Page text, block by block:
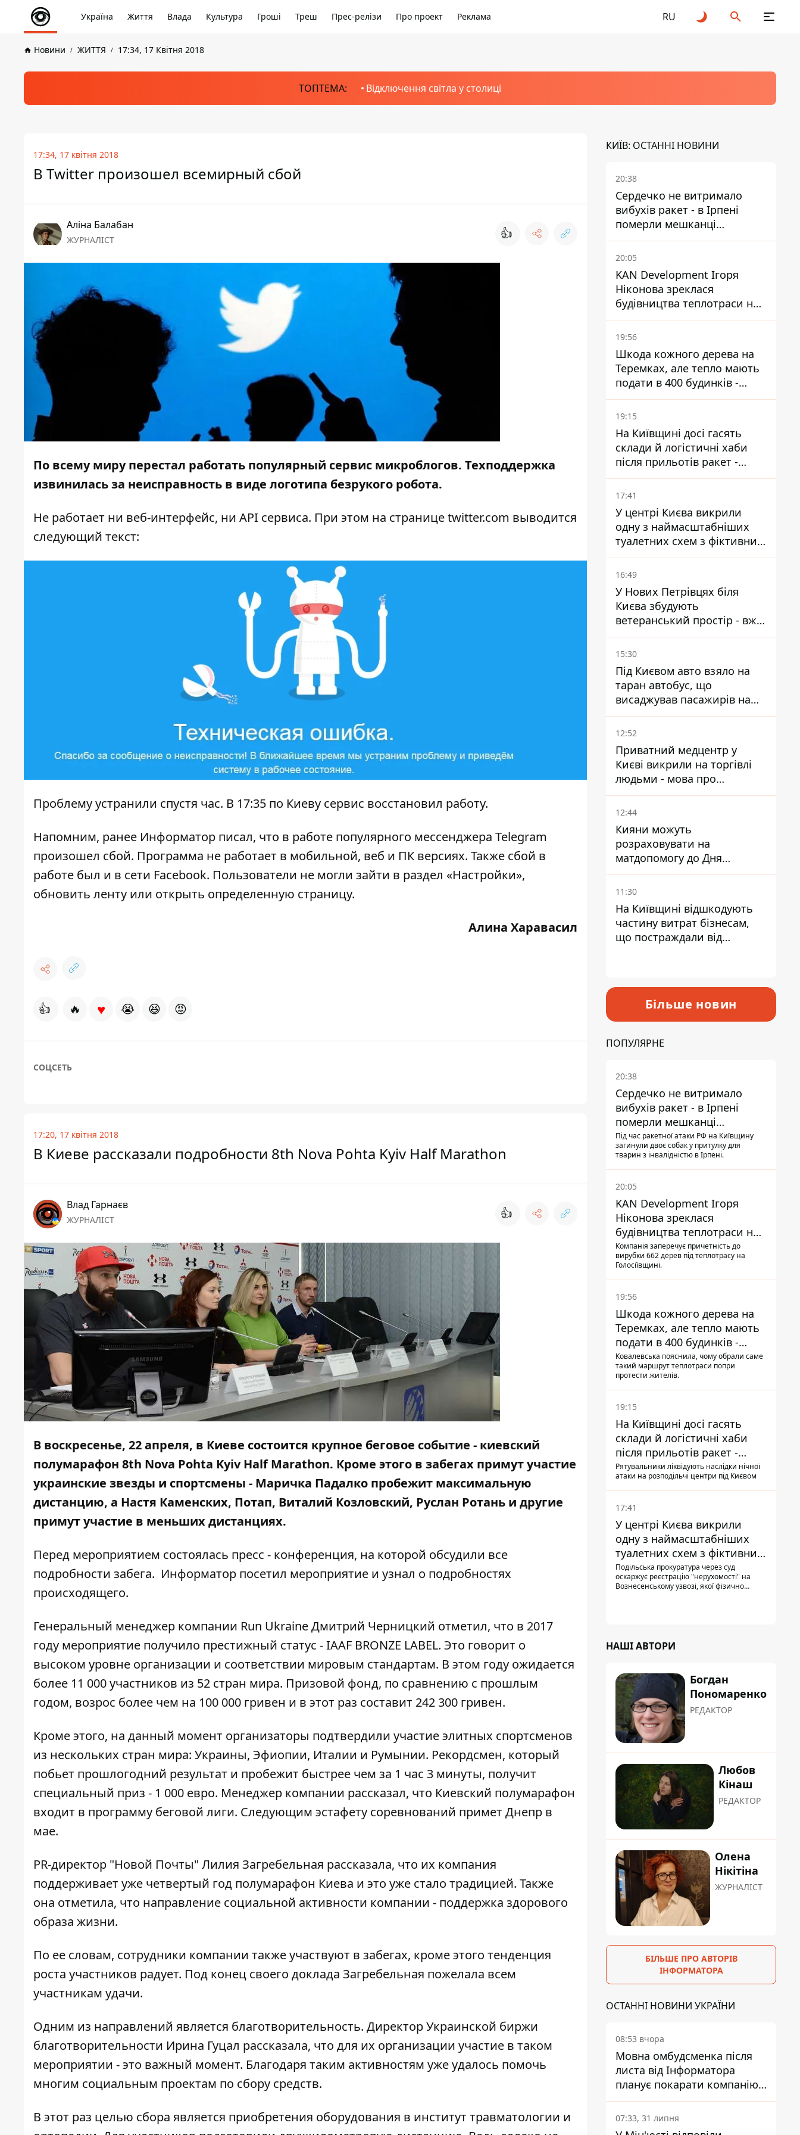
Україна Життя Влада Культура Гроші Треш Прес-релізи Про проект Реклама RU
Новини ЖИТТЯ 17:34, 17 Квітня 2018
ТОПТЕМА: Відключення світла у столиці
17:34, 17 квітня 2018
В Twitter произошел всемирный сбой
Аліна Балабан
ЖУРНАЛІСТ 👍
По всему миру перестал работать популярный сервис микроблогов. Техподдержка
извинилась за неисправность в виде логотипа безрукого робота.
Не работает ни веб-интерфейс, ни API сервиса. При этом на страницеtwitter.com выводится
следующий текст:
Проблему устранили спустя час. В 17:35 по Киеву сервис восстановил работу.
Напомним, ранее Информатор писал, что в работе популярного мессенджера Telegram
произошел сбой. Программа не работает в мобильной, веб и ПК версиях. Также сбой в
работе был и в сети Facebook. Пользователи не могли зайти в раздел «Настройки»,
обновить ленту или открыть определенную страницу.
Алина Харавасил
👍 🔥 ♥ 😭 😆 😡
СОЦСЕТЬ
17:20, 17 квітня 2018
В Киеве рассказали подробности 8th Nova Pohta Kyiv Half Marathon
Влад Гарнаєв
ЖУРНАЛІСТ 👍
В воскресенье, 22 апреля, в Киеве состоится крупное беговое событие - киевский
полумарафон 8th Nova Pohta Kyiv Half Marathon. Кроме этого в забегах примут участие
украинские звезды и спортсмены - Маричка Падалко пробежит максимальную
дистанцию, а Настя Каменских, Потап, Виталий Козловский, Руслан Ротань и другие
примут участие в меньших дистанциях.
Перед мероприятием состоялась пресс - конференция, на которой обсудили все
подробности забега. Информатор посетил мероприятие и узнал о подробностях
происходящего.
Генеральный менеджер компании Run Ukraine Дмитрий Черницкий отметил, что в 2017
году мероприятие получило престижный статус - IAAF BRONZE LABEL. Это говорит о
высоком уровне организации и соответствии мировым стандартам. В этом году ожидается
более 11 000 участников из 52 стран мира. Призовой фонд, по сравнению с прошлым
годом, возрос более чем на 100 000 гривен и в этот раз составит 242 300 гривен.
Кроме этого, на данный момент организаторы подтвердили участие элитных спортсменов
из нескольких стран мира: Украины, Эфиопии, Италии и Румынии. Рекордсмен, который
побьет прошлогодний результат и пробежит быстрее чем за 1 час 3 минуты, получит
специальный приз - 1 000 евро. Менеджер компании рассказал, что Киевский полумарафон
входит в программу беговой лиги. Следующим эстафету соревнований примет Днепр в
мае.
PR-директор "Новой Почты" Лилия Загребельная рассказала, что их компания
поддерживает уже четвертый год полумарафон Киева и это уже стало традицией. Также
она отметила, что направление социальной активности компании - поддержка здорового
образа жизни.
По ее словам, сотрудники компании также участвуют в забегах, кроме этого тенденция
роста участников радует. Под конец своего доклада Загребельная пожелала всем
участникам удачи.
Одним из направлений является благотворительность. Директор Украинской биржи
благотворительности Ирина Гуцал рассказала, что для их организации участие в таком
мероприятии - это важный момент. Благодаря таким активностям уже удалось помочь
многим социальным проектам по сбору средств.
В этот раз целью сбора является приобретения оборудования в институт травматологии и
КИЇВ: ОСТАННІ НОВИНИ
20:38
Сердечко не витримало
вибухів ракет - в Ірпені
померли мешканці
притулку для собак з
інвалідністю
20:05
KAN Development Ігоря
Ніконова зреклася
будівництва теплотраси на
Теремках
19:56
Шкода кожного дерева на
Теремках, але тепло мають
подати в 400 будинків -
депутатка Київради
19:15
На Київщині досі гасять
склади й логістичні хаби
після прильотів ракет -
ДСНС
17:41
У центрі Києва викрили
одну з наймасштабніших
туалетних схем з фіктивним
будинком
16:49
У Нових Петрівцях біля
Києва збудують
ветеранський простір - вже
знайшли проєктанта
15:30
Під Києвом авто взяло на
таран автобус, що
висаджував пасажирів на
зупинці - пасажирка в
лікарні
12:52
Приватний медцентр у
Києві викрили на торгівлі
людьми - мова про
сурогатне материнство
12:44
Кияни можуть
розраховувати на
матдопомогу до Дня
незалежності - кому її
дадуть
11:30
На Київщині відшкодують
частину витрат бізнесам,
що постраждали від
Більше новин
ПОПУЛЯРНЕ
20:38
Сердечко не витримало
вибухів ракет - в Ірпені
померли мешканці
притулку для собак з
інвалідністю
Під час ракетної атаки РФ на Київщину
загинули двоє собак у притулку для
тварин з інвалідністю в Ірпені.
20:05
KAN Development Ігоря
Ніконова зреклася
будівництва теплотраси на
Теремках
Компанія заперечує причетність до
вирубки 662 дерев під теплотрасу на
Голосіївщині.
19:56
Шкода кожного дерева на
Теремках, але тепло мають
подати в 400 будинків -
депутатка Київради
Ковалевська пояснила, чому обрали саме
такий маршрут теплотраси попри
протести жителів.
19:15
На Київщині досі гасять
склади й логістичні хаби
після прильотів ракет -
ДСНС
Рятувальники ліквідують наслідки нічної
атаки на розподільчі центри під Києвом
17:41
У центрі Києва викрили
одну з наймасштабніших
туалетних схем з фіктивним
будинком
Подільська прокуратура через суд
оскаржує реєстрацію "нерухомості" на
Вознесенському узвозі, якої фізично
НАШІ АВТОРИ
Богдан
Пономаренко
РЕДАКТОР
Любов
Кінаш
РЕДАКТОР
Олена
Нікітіна
ЖУРНАЛІСТ
БІЛЬШЕ ПРО АВТОРІВ
ІНФОРМАТОРА
ОСТАННІ НОВИНИ УКРАЇНИ
08:53 вчора
Мовна омбудсменка після
листа від Інформатора
планує покарати компанію-
підрядника ПриватБанку
07:33, 31 липня